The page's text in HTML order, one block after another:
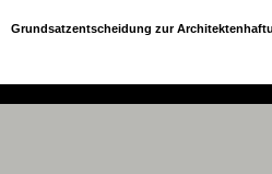
Grundsatzentscheidung zur